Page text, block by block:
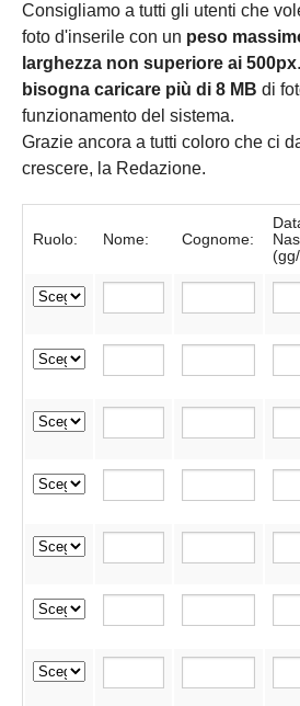
Consigliamo a tutti gli utenti che
foto d'inserile con un peso
larghezza non superiore ai 500px.
bisogna caricare più di 8 MB di
funzionamento del sistema.
Grazie ancora a tutti coloro che ci
crescere, la Redazione.
Ruolo: Nome: Cognome: